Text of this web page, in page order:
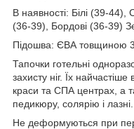
В наявності: Білі (39-44),
(36-39), Бордові (36-39)
Підошва: ЄВА товщиною
Тапочки готельні
захисту ніг. Їх
краси та СПА центрах, а
педикюру, солярію і лазні.
Не деформуються при